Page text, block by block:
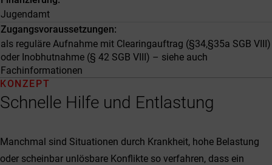
Jugendamt
Zugangsvoraussetzungen
als reguläre Aufnahme mit Clearingauftrag (§34,§35a SGB VIII)
oder Inobhutnahme (§ 42 SGB VIII) – siehe auch
Fachinformationen
Schnelle Hilfe und Entlastung
KONZEPT
Manchmal sind Situationen durch Krankheit, hohe Belastung
oder scheinbar unlösbare Konflikte so verfahren, dass ein